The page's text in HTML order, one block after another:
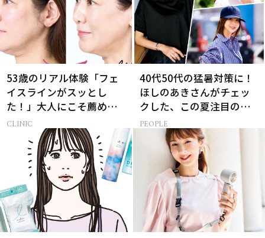
53歳のリアル体験「フェ
イスラインがスッとし
た！」大人にこそ薦めた
い脂肪溶解注射とは
CLINIC
40代50代の猛暑対策に！
ほしのあきさんがチェッ
クした、この夏注目の暑
さ対策グッズ3選
PEOPLE